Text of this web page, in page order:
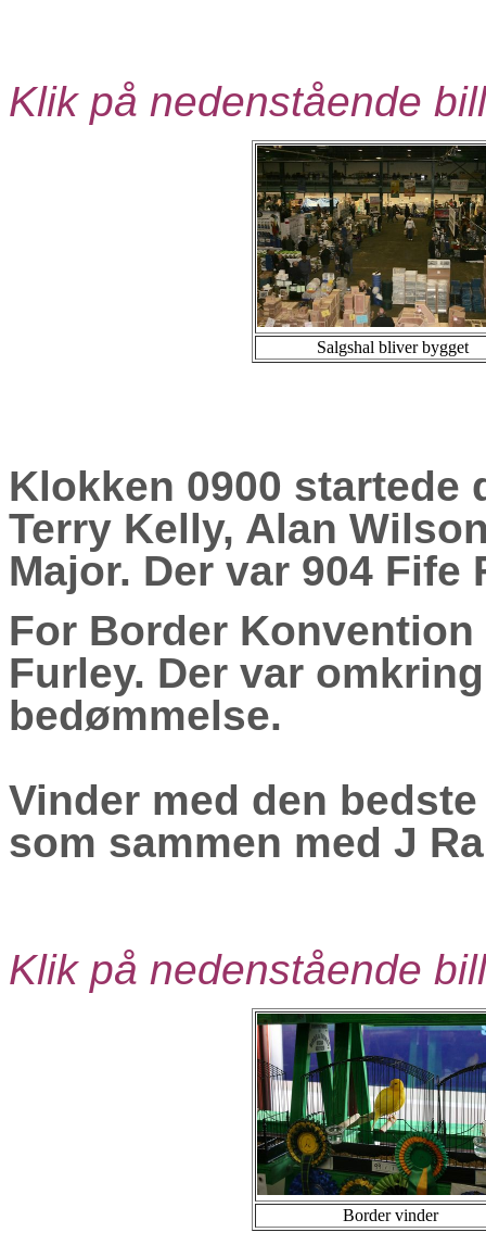
Klik på nedenstående
Salgshal bliver bygget
Klokken 0900 startede
Terry Kelly, Alan
Major. Der var 904
For Border
Furley. Der var
bedømmelse.
Vinder med den
som sammen med J
Klik på nedenstående
Border vinder